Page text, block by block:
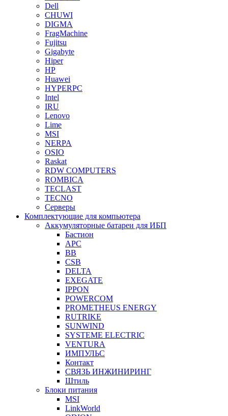
Dell
CHUWI
DIGMA
FragMachine
Fujitsu
Gigabyte
Hiper
HP
Huawei
HYPERPC
Intel
IRU
Lenovo
Lime
MSI
NERPA
OSIO
Raskat
RDW COMPUTERS
ROMBICA
TECLAST
TECNO
Серверы
Комплектующие для компьютера
Аккумуляторные батареи для ИБП
Бастион
APC
BB
CSB
DELTA
EXEGATE
IPPON
POWERCOM
PROMETHEUS ENERGY
RUTRIKE
SUNWIND
SYSTEME ELECTRIC
VENTURA
ИМПУЛЬС
Контакт
СВЯЗЬ ИНЖИНИРИНГ
Штиль
Блоки питания
MSI
LinkWorld